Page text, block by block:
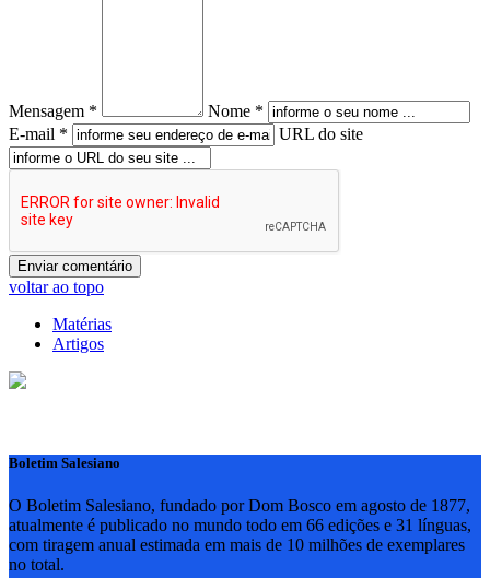
Mensagem *
Nome *
E-mail *
URL do site
voltar ao topo
Matérias
Artigos
Boletim Salesiano
O Boletim Salesiano, fundado por Dom Bosco em agosto de 1877,
atualmente é publicado no mundo todo em 66 edições e 31 línguas,
com tiragem anual estimada em mais de 10 milhões de exemplares
no total.